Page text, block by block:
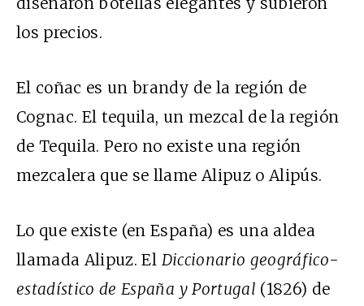
los precios.
El coñac es un brandy de la región de
Cognac. El tequila, un mezcal de la región
de Tequila. Pero no existe una región
mezcalera que se llame Alipuz o Alipús.
Lo que existe (en España) es una aldea
llamada Alipuz. El Diccionario geográfico-
estadístico de España y Portugal (1826) de